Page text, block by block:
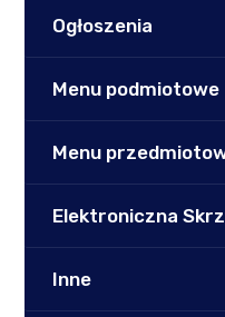
Ogłoszenia
Menu podmiotowe
Menu
Elektroniczna
Inne